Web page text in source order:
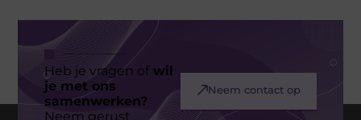
Heb je vragen ofwil
je met ons
samenwerken?
Neem gerust
Neem contact op